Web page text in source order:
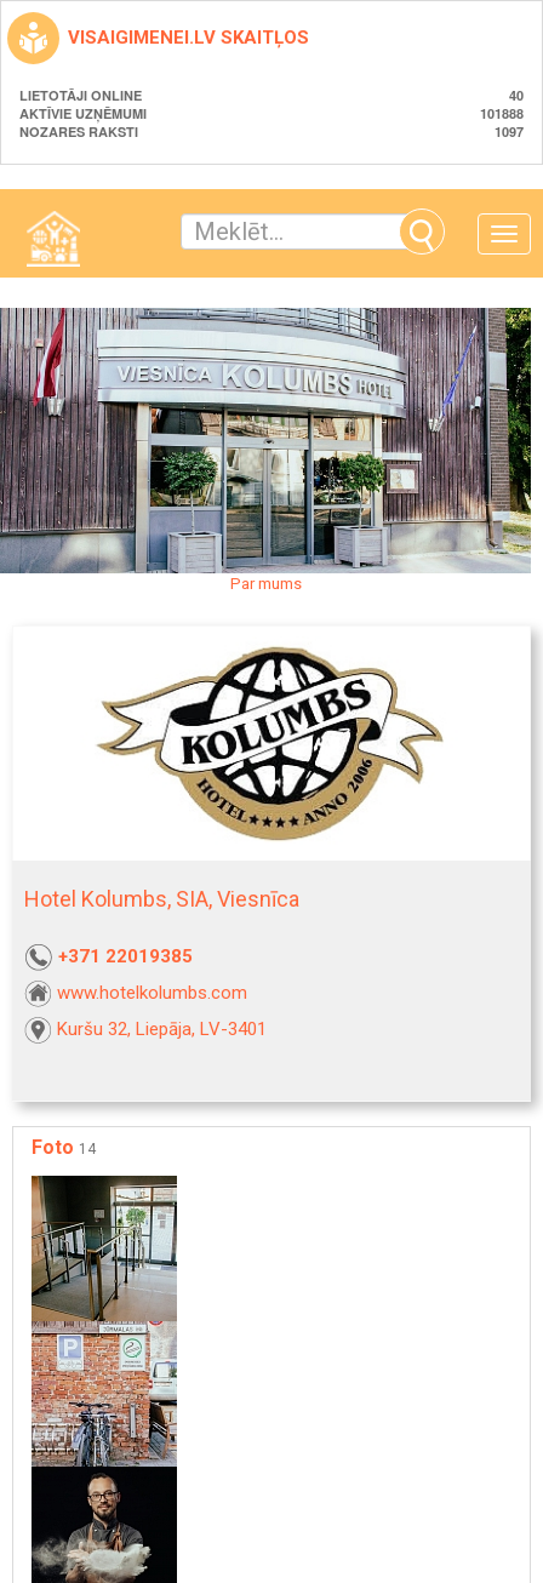
VISAIGIMENEI.LV SKAITĻOS
LIETOTĀJI ONLINE
40
AKTĪVIE UZŅĒMUMI
101888
NOZARES RAKSTI
1097
Toggle
Par mums
Hotel Kolumbs, SIA, Viesnīca
+371 22019385
www.hotelkolumbs.com
Kuršu 32, Liepāja, LV-3401
Foto 14